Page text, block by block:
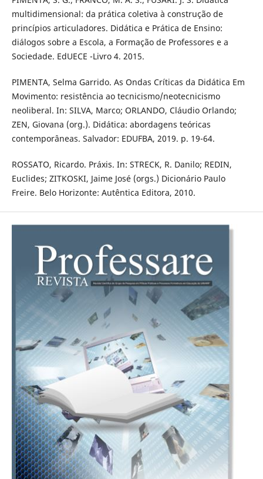
multidimensional: da prática coletiva à construção de
princípios articuladores. Didática e Prática de Ensino:
diálogos sobre a Escola, a Formação de Professores e a
Sociedade. EdUECE -Livro 4. 2015.
PIMENTA, Selma Garrido. As Ondas Críticas da Didática Em
Movimento: resistência ao tecnicismo/neotecnicismo
neoliberal. In: SILVA, Marco; ORLANDO, Cláudio Orlando;
ZEN, Giovana (org.). Didática: abordagens teóricas
contemporâneas. Salvador: EDUFBA, 2019. p. 19-64.
ROSSATO, Ricardo. Práxis. In: STRECK, R. Danilo; REDIN,
Euclides; ZITKOSKI, Jaime José (orgs.) Dicionário Paulo
Freire. Belo Horizonte: Autêntica Editora, 2010.